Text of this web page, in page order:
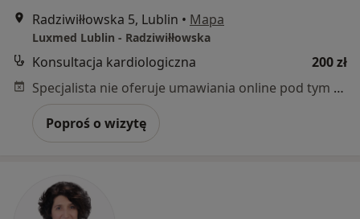
Radziwiłłowska 5, Lublin • Mapa
Luxmed Lublin - Radziwiłłowska
Konsultacja kardiologiczna
200 zł
Specjalista nie oferuje umawiania online pod tym adresem.
Poproś o wizytę